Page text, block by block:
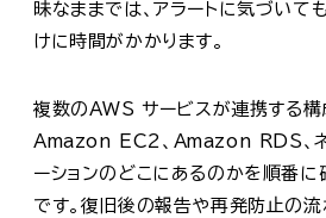
昧なままでは、アラートに気づいて
けに時間がかかります。
複数のAWS サービスが連携する構
Amazon EC2、Amazon RDS、ネ
ーションのどこにあるのかを順番
です。復旧後の報告や再発防止の流